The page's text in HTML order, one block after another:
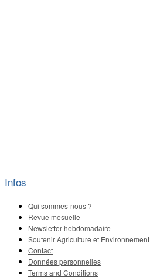
Infos
Qui sommes-nous ?
Revue mesuelle
Newsletter hebdomadaire
Soutenir Agriculture et Environnement
Contact
Données personnelles
Terms and Conditions